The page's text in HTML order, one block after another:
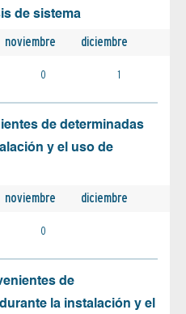
de sistema
noviembre diciembre
0 1
de determinadas
y el uso de
noviembre diciembre
0
de
la instalación y el